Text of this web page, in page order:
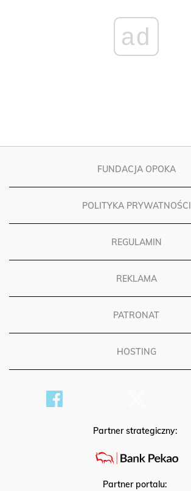
ad
FUNDACJA OPOKA
POLITYKA PRYWATNOŚCI
REGULAMIN
REKLAMA
PATRONAT
HOSTING
Partner strategiczny:
Partner portalu: